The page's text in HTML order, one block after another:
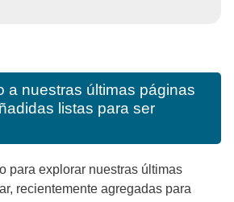
a nuestras últimas páginas
listas para ser
para explorar nuestras últimas
recientemente agregadas para